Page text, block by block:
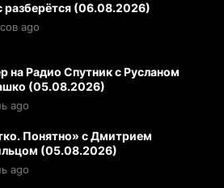
разберётся (06.08.2026)
ago
на Радио Спутник с Русланом
(05.08.2026)
ago
Понятно» с Дмитрием
(05.08.2026)
ago